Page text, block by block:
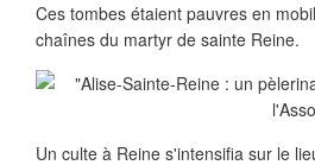
Ces tombes étaient pauvres en
chaînes du martyr de sainte Reine.
Un culte à Reine s'intensifia sur le